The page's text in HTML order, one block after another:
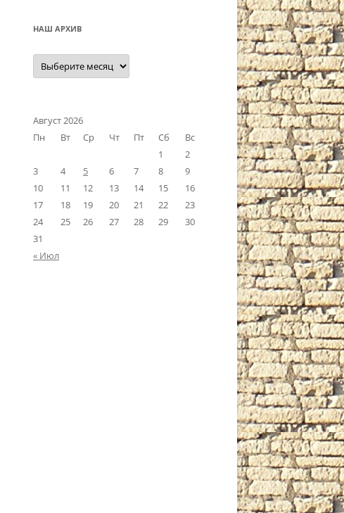
НАШ АРХИВ
Наш
архив
Август 2026
Пн
Вт Ср Чт Пт Сб
Вс
1
2
3
4 5 6 7 8
9
10
11 12 13 14 15
16
17
18 19 20 21 22
23
24
25 26 27 28 29
30
31
« Июл